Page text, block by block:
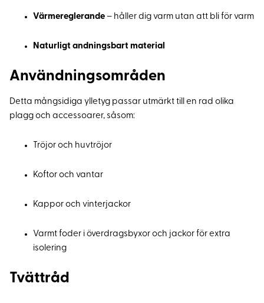
Värmereglerande – håller dig varm utan att bli för varm
Naturligt andningsbart material
Användningsområden
Detta mångsidiga ylletyg passar utmärkt till en rad olika
plagg och accessoarer, såsom:
Tröjor och huvtröjor
Koftor och vantar
Kappor och vinterjackor
Varmt foder i överdragsbyxor och jackor för extra
isolering
Tvättråd